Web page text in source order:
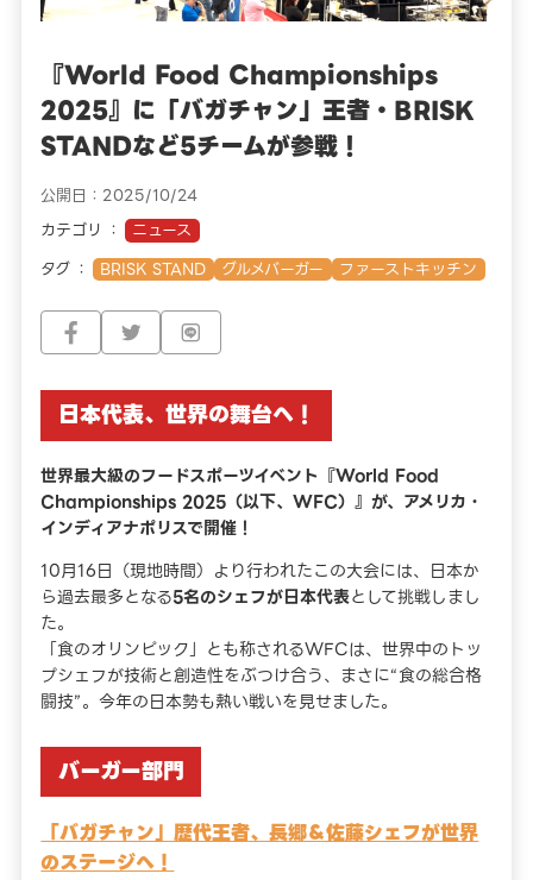
『World Food Championships
2025』に「バガチャン」王者・BRISK
STANDなど5チームが参戦！
公開日：2025/10/24
カテゴリ
ニュース
タグ
BRISK STAND グルメバーガー ファーストキッチン
日本代表、世界の舞台へ！
世界最大級のフードスポーツイベント『World Food
Championships 2025（以下、WFC）』が、アメリカ・
インディアナポリスで開催！
10月16日（現地時間）より行われたこの大会には、日本か
ら過去最多となる5名のシェフが日本代表として挑戦しまし
た。
「食のオリンピック」とも称されるWFCは、世界中のトッ
プシェフが技術と創造性をぶつけ合う、まさに“食の総合格
闘技”。今年の日本勢も熱い戦いを見せました。
バーガー部門
「バガチャン」歴代王者、長郷＆佐藤シェフが世界
のステージへ！